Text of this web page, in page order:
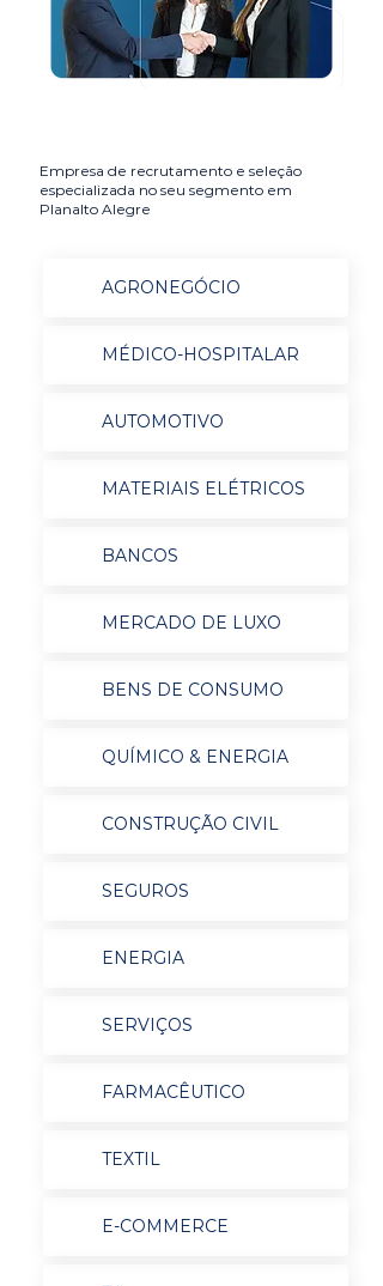
Empresa de recrutamento e seleção
especializada no seu segmento em
Planalto Alegre
AGRONEGÓCIO
MÉDICO-HOSPITALAR
AUTOMOTIVO
MATERIAIS ELÉTRICOS
BANCOS
MERCADO DE LUXO
BENS DE CONSUMO
QUÍMICO & ENERGIA
CONSTRUÇÃO CIVIL
SEGUROS
ENERGIA
SERVIÇOS
FARMACÊUTICO
TEXTIL
E-COMMERCE